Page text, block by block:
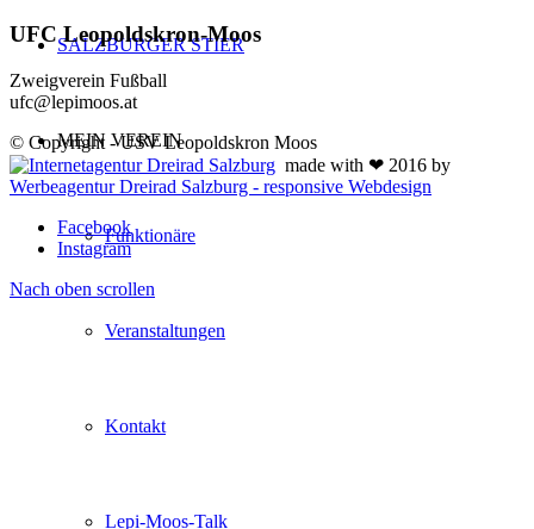
SALZBURGER STIER
MEIN VEREIN
Funktionäre
Veranstaltungen
Kontakt
Lepi-Moos-Talk
UFC Leopoldskron-Moos
Zweigverein Fußball
ufc@lepimoos.at
© Copyright - USV Leopoldskron Moos
made with ❤ 2016 by
Werbeagentur Dreirad Salzburg - responsive Webdesign
Facebook
Instagram
Nach oben scrollen